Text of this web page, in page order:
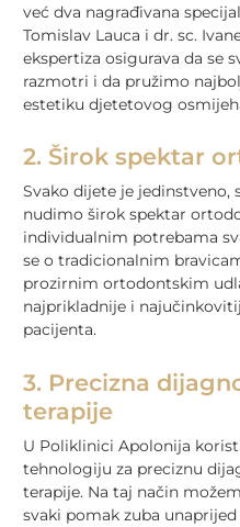
već dva nagrađivana
Tomislav Lauca i dr. sc.
ekspertiza osigurava da se
razmotri i da pružimo
estetiku djetetovog
2. Širok spektar
Svako dijete je
nudimo širok spektar
individualnim potrebama
se o tradicionalnim
prozirnim ortodontskim
najprikladnije i
pacijenta.
3. Precizna
terapije
U Poliklinici Apolonija
tehnologiju za preciznu
terapije. Na taj način
svaki pomak zuba